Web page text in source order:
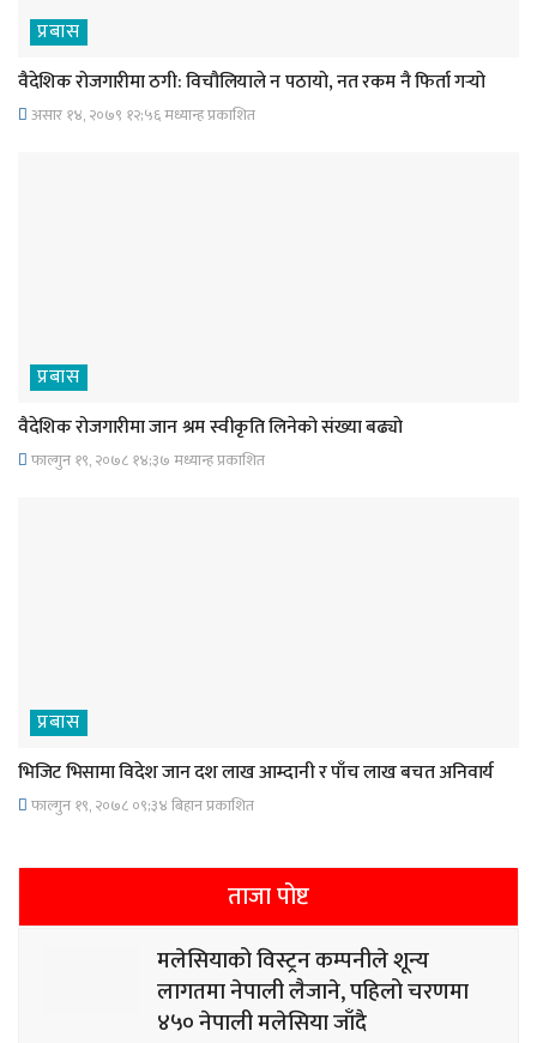
प्रबास
वैदेशिक रोजगारीमा ठगी: विचौलियाले न पठायो, नत रकम नै फिर्ता गर्‍यो
असार १४, २०७९ १२;५६ मध्यान्ह प्रकाशित
प्रबास
वैदेशिक रोजगारीमा जान श्रम स्वीकृति लिनेको संख्या बढ्याे
फाल्गुन १९, २०७८ १४;३७ मध्यान्ह प्रकाशित
प्रबास
भिजिट भिसामा विदेश जान दश लाख आम्दानी र पाँच लाख बचत अनिवार्य
फाल्गुन १९, २०७८ ०९;३४ बिहान प्रकाशित
ताजा पोष्ट
मलेसियाको विस्ट्रन कम्पनीले शून्य
लागतमा नेपाली लैजाने, पहिलो चरणमा
४५० नेपाली मलेसिया जाँदै